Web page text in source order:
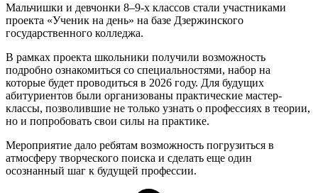
Мальчишки и девчонки 8–9-х классов стали участниками
проекта «Ученик на день» на базе Дзержинского
государственного колледжа.
В рамках проекта школьники получили возможность
подробно ознакомиться со специальностями, набор на
которые будет проводиться в 2026 году. Для будущих
абитуриентов были организованы практические мастер-
классы, позволившие не только узнать о профессиях в теории,
но и попробовать свои силы на практике.
Мероприятие дало ребятам возможность погрузиться в
атмосферу творческого поиска и сделать еще один
осознанный шаг к будущей профессии.